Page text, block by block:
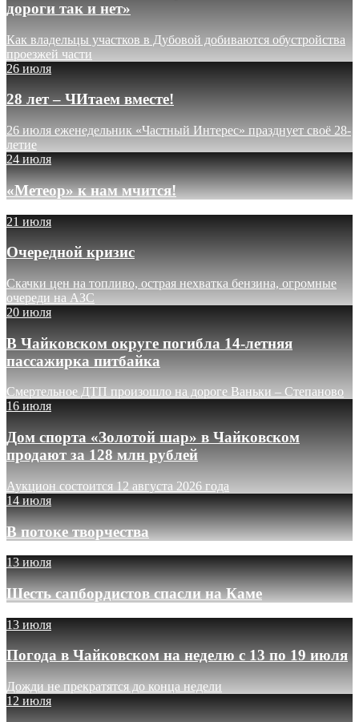
дороги так и нет»
Как владельцы участков в Дубовой добиваются обустройства
проезжей части
26 июля
28 лет – ЧИтаем вместе!
26 июля еженедельник «Частный Интерес» празднует своё 28-
летие
24 июля
«Метеор» к нам мчится!
21 июля
Очередной кризис
Скачки цен на топливо, острая нехватка бензина, огромные
очереди на АЗС
20 июля
В Чайковском округе погибла 14-летняя
пассажирка питбайка
Смертельное ДТП произошло на дороге Ваньки – Степаново
16 июля
Дом спорта «Золотой шар» в Чайковском
продают за 128 млн рублей
Аукцион состоится 12 августа 2026 года
14 июля
В потоке творчества
13 июля
Шесть сапбордистов спасли на Каме
13 июля
Погода в Чайковском на неделю с 13 по 19 июля
Дожди не прекратятся до конца недели
12 июля